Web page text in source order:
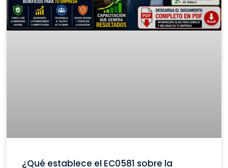
¿Qué establece el EC0581 sobre la